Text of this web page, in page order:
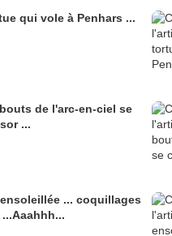
qui vole à Penhars ...
de l'arc-en-ciel se
...
... coquillages